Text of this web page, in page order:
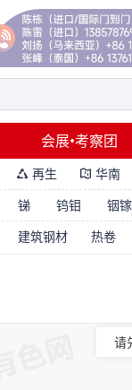
会展•考察团
 再生  华南
锑 钨钼 铟
建筑钢材 热卷
请